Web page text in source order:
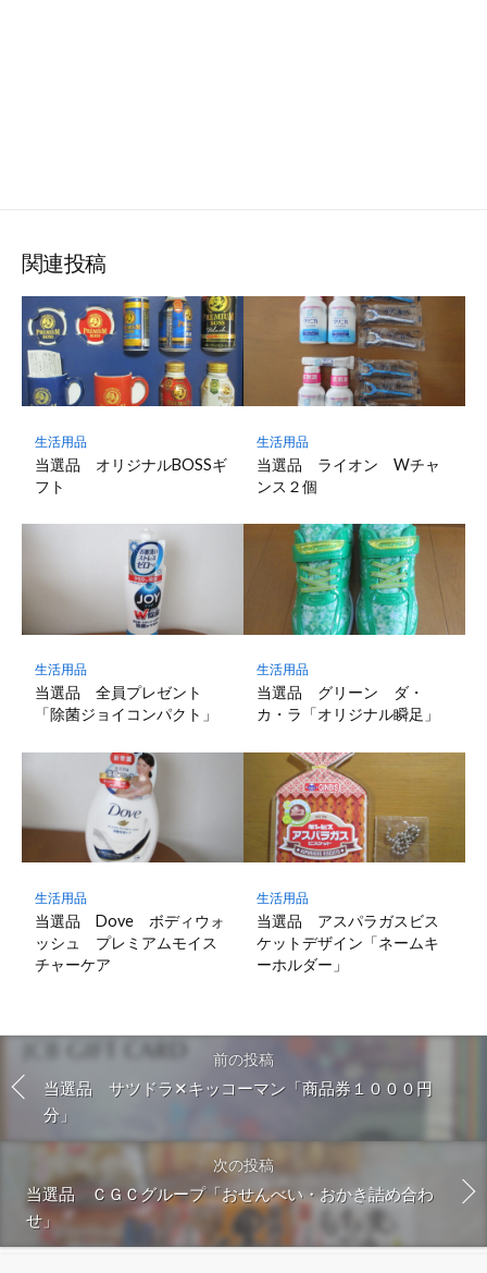
関連投稿
生活用品
当選品 オリジナルBOSSギ
フト
生活用品
当選品 ライオン Wチャ
ンス２個
生活用品
当選品 全員プレゼント
「除菌ジョイコンパクト」
生活用品
当選品 グリーン ダ・
カ・ラ「オリジナル瞬足」
生活用品
当選品 Dove ボディウォ
ッシュ プレミアムモイス
チャーケア
生活用品
当選品 アスパラガスビス
ケットデザイン「ネームキ
ーホルダー」
前の投稿
当選品 サツドラ✕キッコーマン「商品券１０００円
分」
次の投稿
当選品 ＣＧＣグループ「おせんべい・おかき詰め合わ
せ」